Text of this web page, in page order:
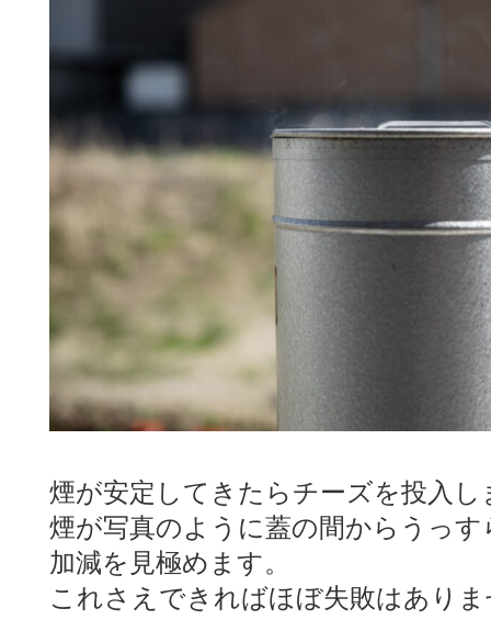
煙が安定してきたらチーズを投入し
煙が写真のように蓋の間からうっ
加減を見極めます。
これさえできればほぼ失敗はあり